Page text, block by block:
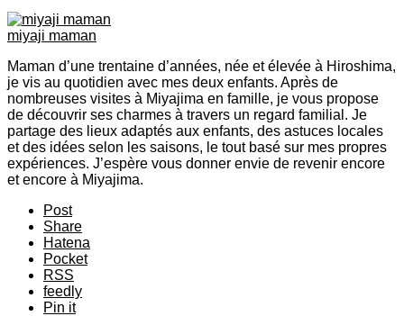
miyaji maman
Maman d’une trentaine d’années, née et élevée à Hiroshima,
je vis au quotidien avec mes deux enfants. Après de
nombreuses visites à Miyajima en famille, je vous propose
de découvrir ses charmes à travers un regard familial. Je
partage des lieux adaptés aux enfants, des astuces locales
et des idées selon les saisons, le tout basé sur mes propres
expériences. J’espère vous donner envie de revenir encore
et encore à Miyajima.
Post
Share
Hatena
Pocket
RSS
feedly
Pin it